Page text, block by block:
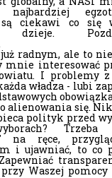
ciekawi co się
dzieje.
radnym, ale to
mnie interesować
I problemy z
władza - lubi
alienowania się.
polityk przed
Trzeba
na ręce,
i ujawniać, to co
Waszej pomocy